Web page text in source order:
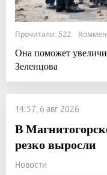
Прочитали: 522
Она поможет
Зеленцова
14:57, 6 авг 2026
В
резко выросли
Новости